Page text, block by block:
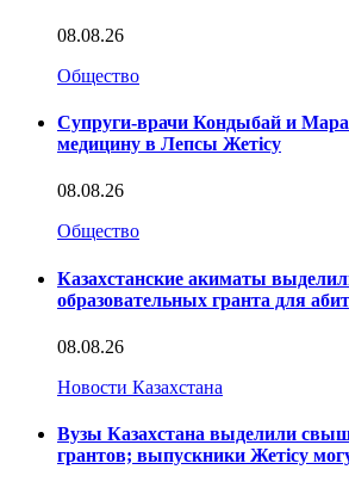
08.08.26
Общество
Супруги-врачи Кондыбай и
медицину в Лепсы Жетісу
08.08.26
Общество
Казахстанские акиматы
образовательных гранта для
08.08.26
Новости Казахстана
Вузы Казахстана выделили
грантов; выпускники Жетісу